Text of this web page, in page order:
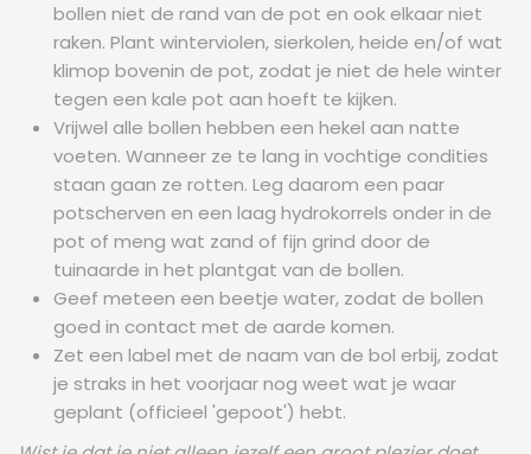
bollen niet de rand van de pot en ook elkaar niet
raken. Plant winterviolen, sierkolen, heide en/of wat
klimop bovenin de pot, zodat je niet de hele winter
tegen een kale pot aan hoeft te kijken.
Vrijwel alle bollen hebben een hekel aan natte
voeten. Wanneer ze te lang in vochtige condities
staan gaan ze rotten. Leg daarom een paar
potscherven en een laag hydrokorrels onder in de
pot of meng wat zand of fijn grind door de
tuinaarde in het plantgat van de bollen.
Geef meteen een beetje water, zodat de bollen
goed in contact met de aarde komen.
Zet een label met de naam van de bol erbij, zodat
je straks in het voorjaar nog weet wat je waar
geplant (officieel 'gepoot') hebt.